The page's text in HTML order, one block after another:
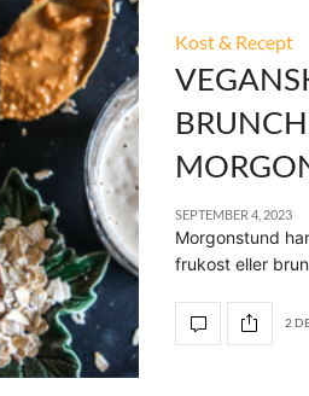
Kost & Recept
SEPTEMBER 4, 2023
Morgonstund
frukost eller
2